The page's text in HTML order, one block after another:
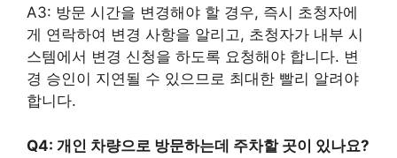
A3: 방문 시간을 변경해야 할 경우, 즉시 초청자에
게 연락하여 변경 사항을 알리고, 초청자가 내부 시
스템에서 변경 신청을 하도록 요청해야 합니다. 변
경 승인이 지연될 수 있으므로 최대한 빨리 알려야
합니다.
Q4: 개인 차량으로 방문하는데 주차할 곳이 있나요?